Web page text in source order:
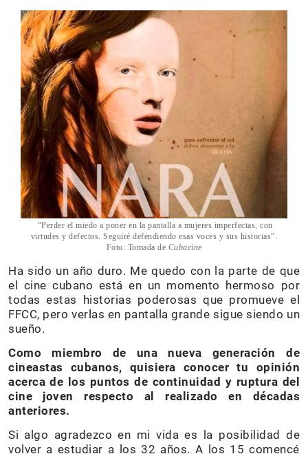
“Perder el miedo a poner en la pantalla a mujeres imperfectas, con
virtudes y defectos. Seguiré defendiendo esas voces y sus historias”.
Foto: Tomada de Cubacine
Ha sido un año duro. Me quedo con la parte de que
el cine cubano está en un momento hermoso por
todas estas historias poderosas que promueve el
FFCC, pero verlas en pantalla grande sigue siendo un
sueño.
Como miembro de una nueva generación de
cineastas cubanos, quisiera conocer tu opinión
acerca de los puntos de continuidad y ruptura del
cine joven respecto al realizado en décadas
anteriores.
Si algo agradezco en mi vida es la posibilidad de
volver a estudiar a los 32 años. A los 15 comencé